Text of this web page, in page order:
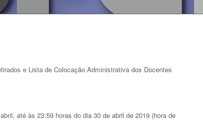
e Lista de Colocação Administrativa dos Docentes
até às 23:59 horas do dia 30 de abril de 2019 (hora de